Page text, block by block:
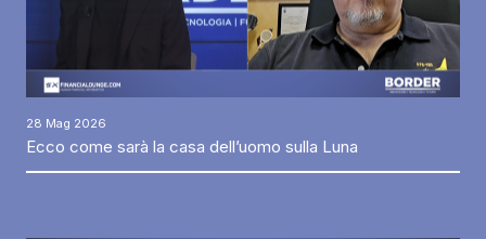
28 Mag 2026
Ecco come sarà la casa dell’uomo sulla Luna